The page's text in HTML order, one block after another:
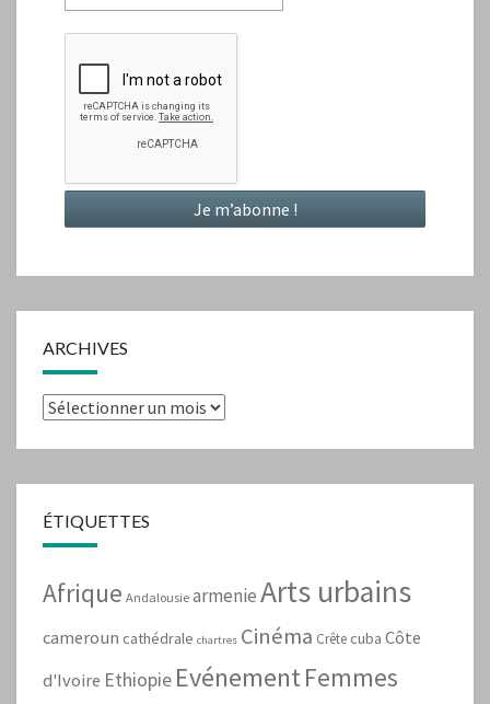
ARCHIVES
Archives
ÉTIQUETTES
Afrique Andalousie armenieArts urbains
cameroun cathédrale chartres Cinéma Crêtecuba Côte
d'Ivoire Ethiopie EvénementFemmes